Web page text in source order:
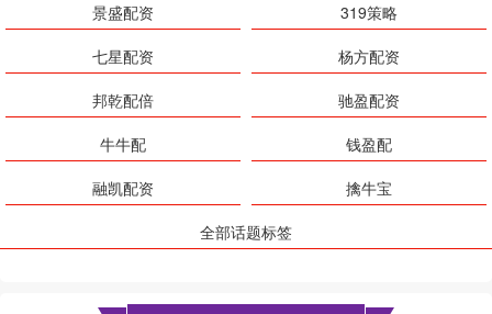
景盛配资
319策略
七星配资
杨方配资
邦乾配倍
驰盈配资
牛牛配
钱盈配
融凯配资
擒牛宝
全部话题标签